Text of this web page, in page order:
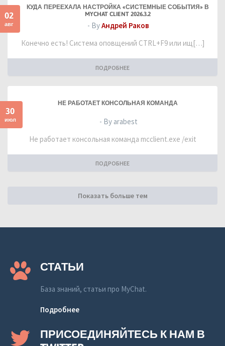
02
авг
КУДА ПЕРЕЕХАЛА НАСТРОЙКА «СИСТЕМНЫЕ СОБЫТИЯ» В
MYCHAT CLIENT 2026.3.2
- ByАндрей Раков
Конечно есть! Система оповщений CTRL+F9 или ищ[…]
ПОДРОБНЕЕ
30
июл
НЕ РАБОТАЕТ КОНСОЛЬНАЯ КОМАНДА
- By arabest
Не работает консольная команда mcclient.exe /exit
ПОДРОБНЕЕ
Показать больше тем
СТАТЬИ
База знаний, статьи про MyChat.
Подробнее
ПРИСОЕДИНЯЙТЕСЬ К НАМ В